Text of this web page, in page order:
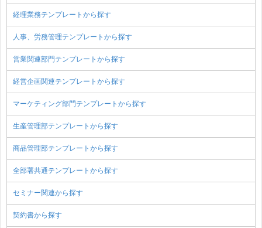
経理業務テンプレートから探す
人事、労務管理テンプレートから探す
営業関連部門テンプレートから探す
経営企画関連テンプレートから探す
マーケティング部門テンプレートから探す
生産管理部テンプレートから探す
商品管理部テンプレートから探す
全部署共通テンプレートから探す
セミナー関連から探す
契約書から探す